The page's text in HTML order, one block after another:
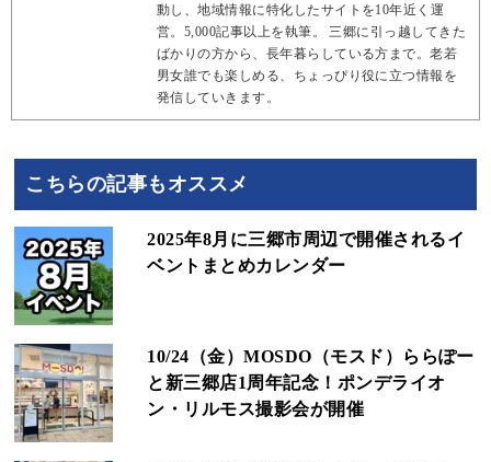
動し、地域情報に特化したサイトを10年近く運
営。5,000記事以上を執筆。 三郷に引っ越してきた
ばかりの方から、長年暮らしている方まで。老若
男女誰でも楽しめる、ちょっぴり役に立つ情報を
発信していきます。
こちらの記事もオススメ
2025年8月に三郷市周辺で開催されるイ
ベントまとめカレンダー
10/24（金）MOSDO（モスド）ららぽー
と新三郷店1周年記念！ポンデライオ
ン・リルモス撮影会が開催